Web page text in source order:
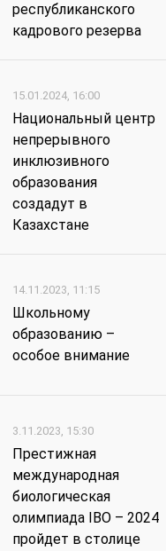
республиканского
кадрового резерва
15.01.2024, 16:00
Национальный центр
непрерывного
инклюзивного
образования
создадут в
Казахстане
14.11.2023, 11:15
Школьному
образованию –
особое внимание
3.11.2023, 15:30
Престижная
международная
биологическая
олимпиада IBO – 2024
пройдет в столице